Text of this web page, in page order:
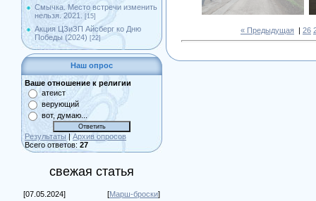
Смычка. Место встречи изменить
нельзя. 2021.
[15]
Акция ЦЗиЗП Айсберг ко Дню
Победы (2024) [22]
Наш опрос
Ваше отношение к религии
атеист
верующий
вот, думаю...
Результаты | Архив опросов
Всего ответов: 27
свежая статья
[07.05.2024] [Марш-броски]
« Предыдущая | 26